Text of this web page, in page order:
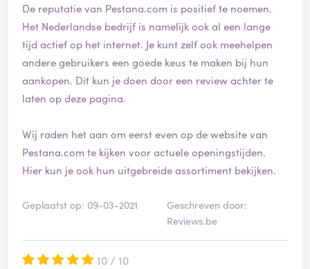
De reputatie van Pestana.com is positief te noemen.
Het Nederlandse bedrijf is namelijk ook al een lange
tijd actief op het internet. Je kunt zelf ook meehelpen
andere gebruikers een goede keus te maken bij hun
aankopen. Dit kun je doen door een review achter te
laten op deze pagina.
Wij raden het aan om eerst even op de website van
Pestana.com te kijken voor actuele openingstijden.
Hier kun je ook hun uitgebreide assortiment bekijken.
Geplaatst op: 09-03-2021
Geschreven door:
Reviews.be
10 / 10